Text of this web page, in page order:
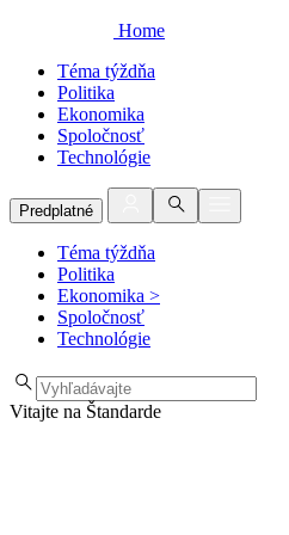
Home
Téma týždňa
Politika
Ekonomika
Spoločnosť
Technológie
Predplatné
Téma týždňa
Politika
Ekonomika >
Spoločnosť
Technológie
Vitajte na Štandarde